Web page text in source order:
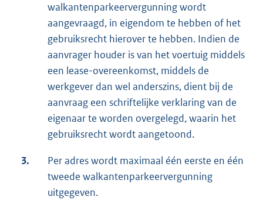
walkantenparkeervergunning wordt
aangevraagd, in eigendom te hebben of het
gebruiksrecht hierover te hebben. Indien de
aanvrager houder is van het voertuig middels
een lease-overeenkomst, middels de
werkgever dan wel anderszins, dient bij de
aanvraag een schriftelijke verklaring van de
eigenaar te worden overgelegd, waarin het
gebruiksrecht wordt aangetoond.
3.
Per adres wordt maximaal één eerste en één
tweede walkantenparkeervergunning
uitgegeven.